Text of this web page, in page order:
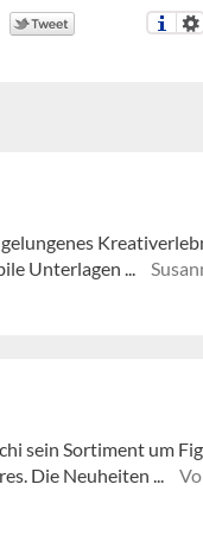
Unterlagen ...
sein Sortiment um
Die Neuheiten ...